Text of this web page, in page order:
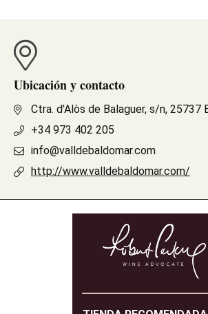
Ubicación y contacto
Ctra. d'Alòs de Balaguer, s/n, 25737
+34 973 402 205
info@valldebaldomar.com
http://www.valldebaldomar.com/